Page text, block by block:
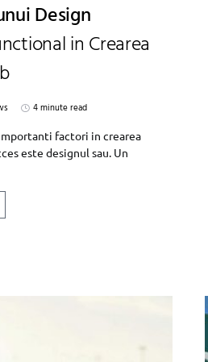
Design
in Crearea
4 minute read
factori in crearea
este designul sau. Un